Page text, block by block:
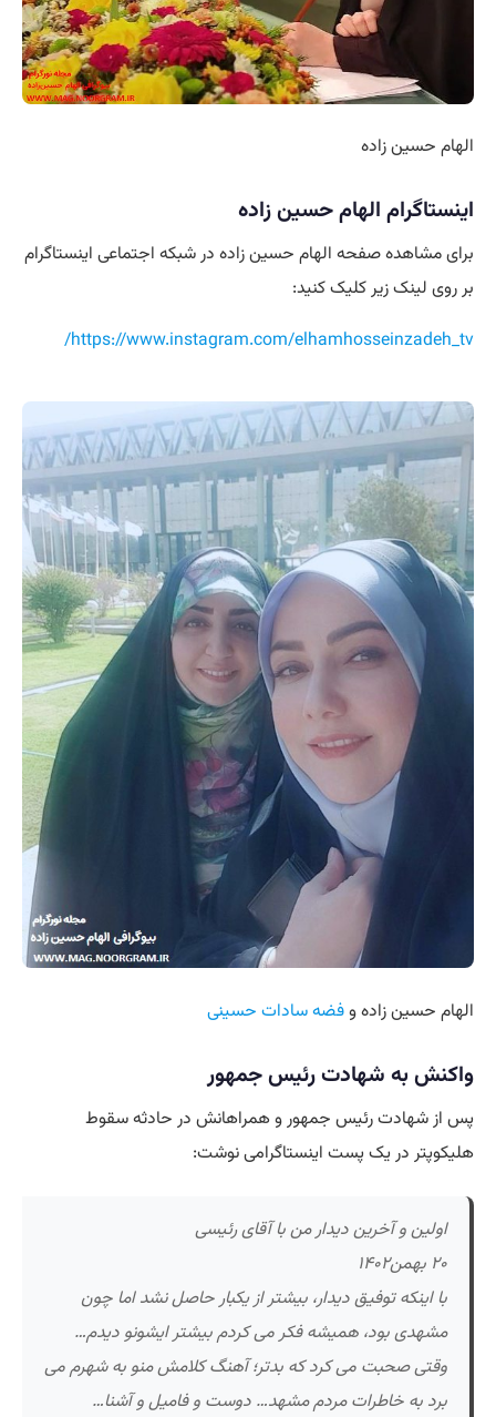
الهام حسین زاده
اینستاگرام الهام حسین زاده
برای مشاهده صفحه الهام حسین زاده در شبکه اجتماعی اینستاگرام
بر روی لینک زیر کلیک کنید:
https://www.instagram.com/elhamhosseinzadeh_tv/
الهام حسین زاده وفضه سادات حسینی
واکنش به شهادت رئیس جمهور
پس از شهادت رئیس جمهور و همراهانش در حادثه سقوط
هلیکوپتر در یک پست اینستاگرامی نوشت:
اولین و آخرین دیدار من با آقای رئیسی
۲۰ بهمن۱۴۰۲
با اینکه توفیق دیدار، بیشتر از یکبار حاصل نشد اما چون
مشهدی بود، همیشه فکر می کردم بیشتر ایشونو دیدم…
وقتی صحبت می کرد که بدتر؛ آهنگ کلامش منو به شهرم می
برد به خاطرات مردم مشهد… دوست و فامیل و آشنا…